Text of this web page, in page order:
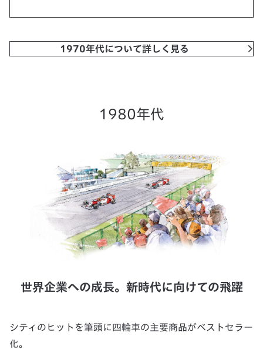
1970年代について詳しく見る
1980年代
世界企業への成長。新時代に向けての飛躍
シティのヒットを筆頭に四輪車の主要商品がベストセラー
化。